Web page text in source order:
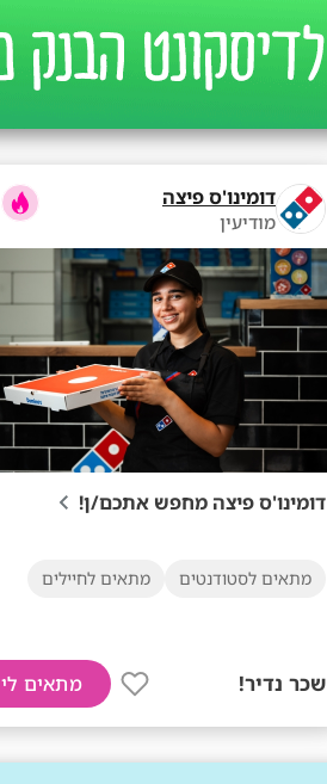
דומינו'ס פיצה
מודיעין
דומינו'ס פיצה מחפש אתכם/ן!
מתאים לסטודנטים מתאים לחיילים
שכר נדיר! מתאים לי